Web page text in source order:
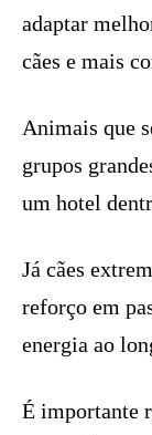
adaptar
cães e mais
Animais que
grupos
um hotel
Já cães
reforço em
energia ao
É importante